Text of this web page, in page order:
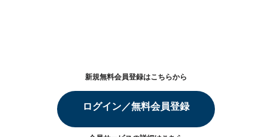
新規無料会員登録はこちらから
ログイン／無料会員登録